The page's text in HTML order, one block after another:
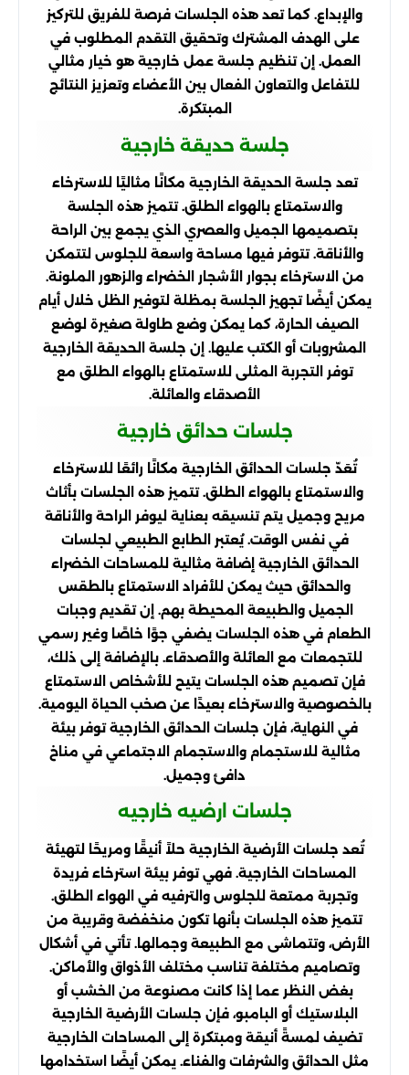
والإبداع. كما تعد هذه الجلسات فرصة للفريق للتركيز
على الهدف المشترك وتحقيق التقدم المطلوب في
العمل. إن تنظيم جلسة عمل خارجية هو خيار مثالي
للتفاعل والتعاون الفعال بين الأعضاء وتعزيز النتائج
المبتكرة.
جلسة حديقة خارجية
تعد جلسة الحديقة الخارجية مكانًا مثاليًا للاسترخاء
والاستمتاع بالهواء الطلق. تتميز هذه الجلسة
بتصميمها الجميل والعصري الذي يجمع بين الراحة
والأناقة. تتوفر فيها مساحة واسعة للجلوس لتتمكن
من الاسترخاء بجوار الأشجار الخضراء والزهور الملونة.
يمكن أيضًا تجهيز الجلسة بمظلة لتوفير الظل خلال أيام
الصيف الحارة، كما يمكن وضع طاولة صغيرة لوضع
المشروبات أو الكتب عليها. إن جلسة الحديقة الخارجية
توفر التجربة المثلى للاستمتاع بالهواء الطلق مع
الأصدقاء والعائلة.
جلسات حدائق خارجية
تُعَدّ جلسات الحدائق الخارجية مكانًا رائعًا للاسترخاء
والاستمتاع بالهواء الطلق. تتميز هذه الجلسات بأثاث
مريح وجميل يتم تنسيقه بعناية ليوفر الراحة والأناقة
في نفس الوقت. يُعتبر الطابع الطبيعي لجلسات
الحدائق الخارجية إضافة مثالية للمساحات الخضراء
والحدائق حيث يمكن للأفراد الاستمتاع بالطقس
الجميل والطبيعة المحيطة بهم. إن تقديم وجبات
الطعام في هذه الجلسات يضفي جوًا خاصًا وغير رسمي
للتجمعات مع العائلة والأصدقاء. بالإضافة إلى ذلك،
فإن تصميم هذه الجلسات يتيح للأشخاص الاستمتاع
بالخصوصية والاسترخاء بعيدًا عن صخب الحياة اليومية.
في النهاية، فإن جلسات الحدائق الخارجية توفر بيئة
مثالية للاستجمام والاستجمام الاجتماعي في مناخ
دافئ وجميل.
جلسات ارضيه خارجيه
تُعد جلسات الأرضية الخارجية حلاً أنيقًا ومريحًا لتهيئة
المساحات الخارجية. فهي توفر بيئة استرخاء فريدة
وتجربة ممتعة للجلوس والترفيه في الهواء الطلق.
تتميز هذه الجلسات بأنها تكون منخفضة وقريبة من
الأرض، وتتماشى مع الطبيعة وجمالها. تأتي في أشكال
وتصاميم مختلفة تناسب مختلف الأذواق والأماكن.
بغض النظر عما إذا كانت مصنوعة من الخشب أو
البلاستيك أو البامبو، فإن جلسات الأرضية الخارجية
تضيف لمسةً أنيقة ومبتكرة إلى المساحات الخارجية
مثل الحدائق والشرفات والفناء. يمكن أيضًا استخدامها